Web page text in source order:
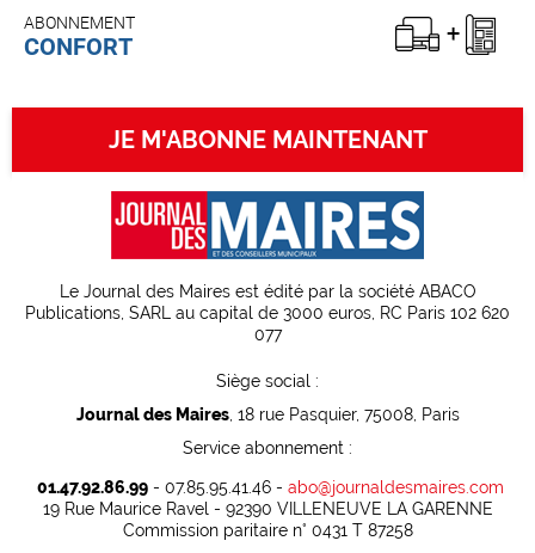
ABONNEMENT
CONFORT
JE M'ABONNE MAINTENANT
Le Journal des Maires est édité par la société ABACO
Publications, SARL au capital de 3000 euros, RC Paris 102 620
077
Siège social :
Journal des Maires, 18 rue Pasquier, 75008, Paris
Service abonnement :
01.47.92.86.99- 07.85.95.41.46 - abo@journaldesmaires.com
19 Rue Maurice Ravel - 92390 VILLENEUVE LA GARENNE
Commission paritaire n° 0431 T 87258